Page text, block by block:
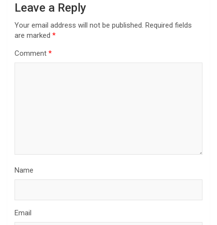
Leave a Reply
Your email address will not be published. Required fields
are marked *
Comment *
Name
Email